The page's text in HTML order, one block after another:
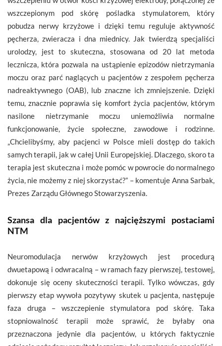
wszczepionym pod skórę pośladka stymulatorem, który
pobudza nerwy krzyżowe i dzięki temu reguluje aktywność
pęcherza, zwieracza i dna miednicy. Jak twierdzą specjaliści
urolodzy, jest to skuteczna, stosowana od 20 lat metoda
lecznicza, która pozwala na ustąpienie epizodów nietrzymania
moczu oraz parć naglących u pacjentów z zespołem pęcherza
nadreaktywnego (OAB), lub znaczne ich zmniejszenie. Dzięki
temu, znacznie poprawia się komfort życia pacjentów, którym
nasilone nietrzymanie moczu uniemożliwia normalne
funkcjonowanie, życie społeczne, zawodowe i rodzinne.
„Chcielibyśmy, aby pacjenci w Polsce mieli dostęp do takich
samych terapii, jak w całej Unii Europejskiej. Dlaczego, skoro ta
terapia jest skuteczna i może pomóc w powrocie do normalnego
życia, nie możemy z niej skorzystać?” – komentuje Anna Sarbak,
Prezes Zarządu Głównego Stowarzyszenia.
Szansa dla pacjentów z najcięższymi postaciami
NTM
Neuromodulacja nerwów krzyżowych jest procedurą
dwuetapową i odwracalną – w ramach fazy pierwszej, testowej,
dokonuje się oceny skuteczności terapii. Tylko wówczas, gdy
pierwszy etap wywoła pozytywy skutek u pacjenta, następuje
faza druga – wszczepienie stymulatora pod skórę. Taka
stopniowalność terapii może sprawić, że byłaby ona
przeznaczona jedynie dla pacjentów, u których faktycznie